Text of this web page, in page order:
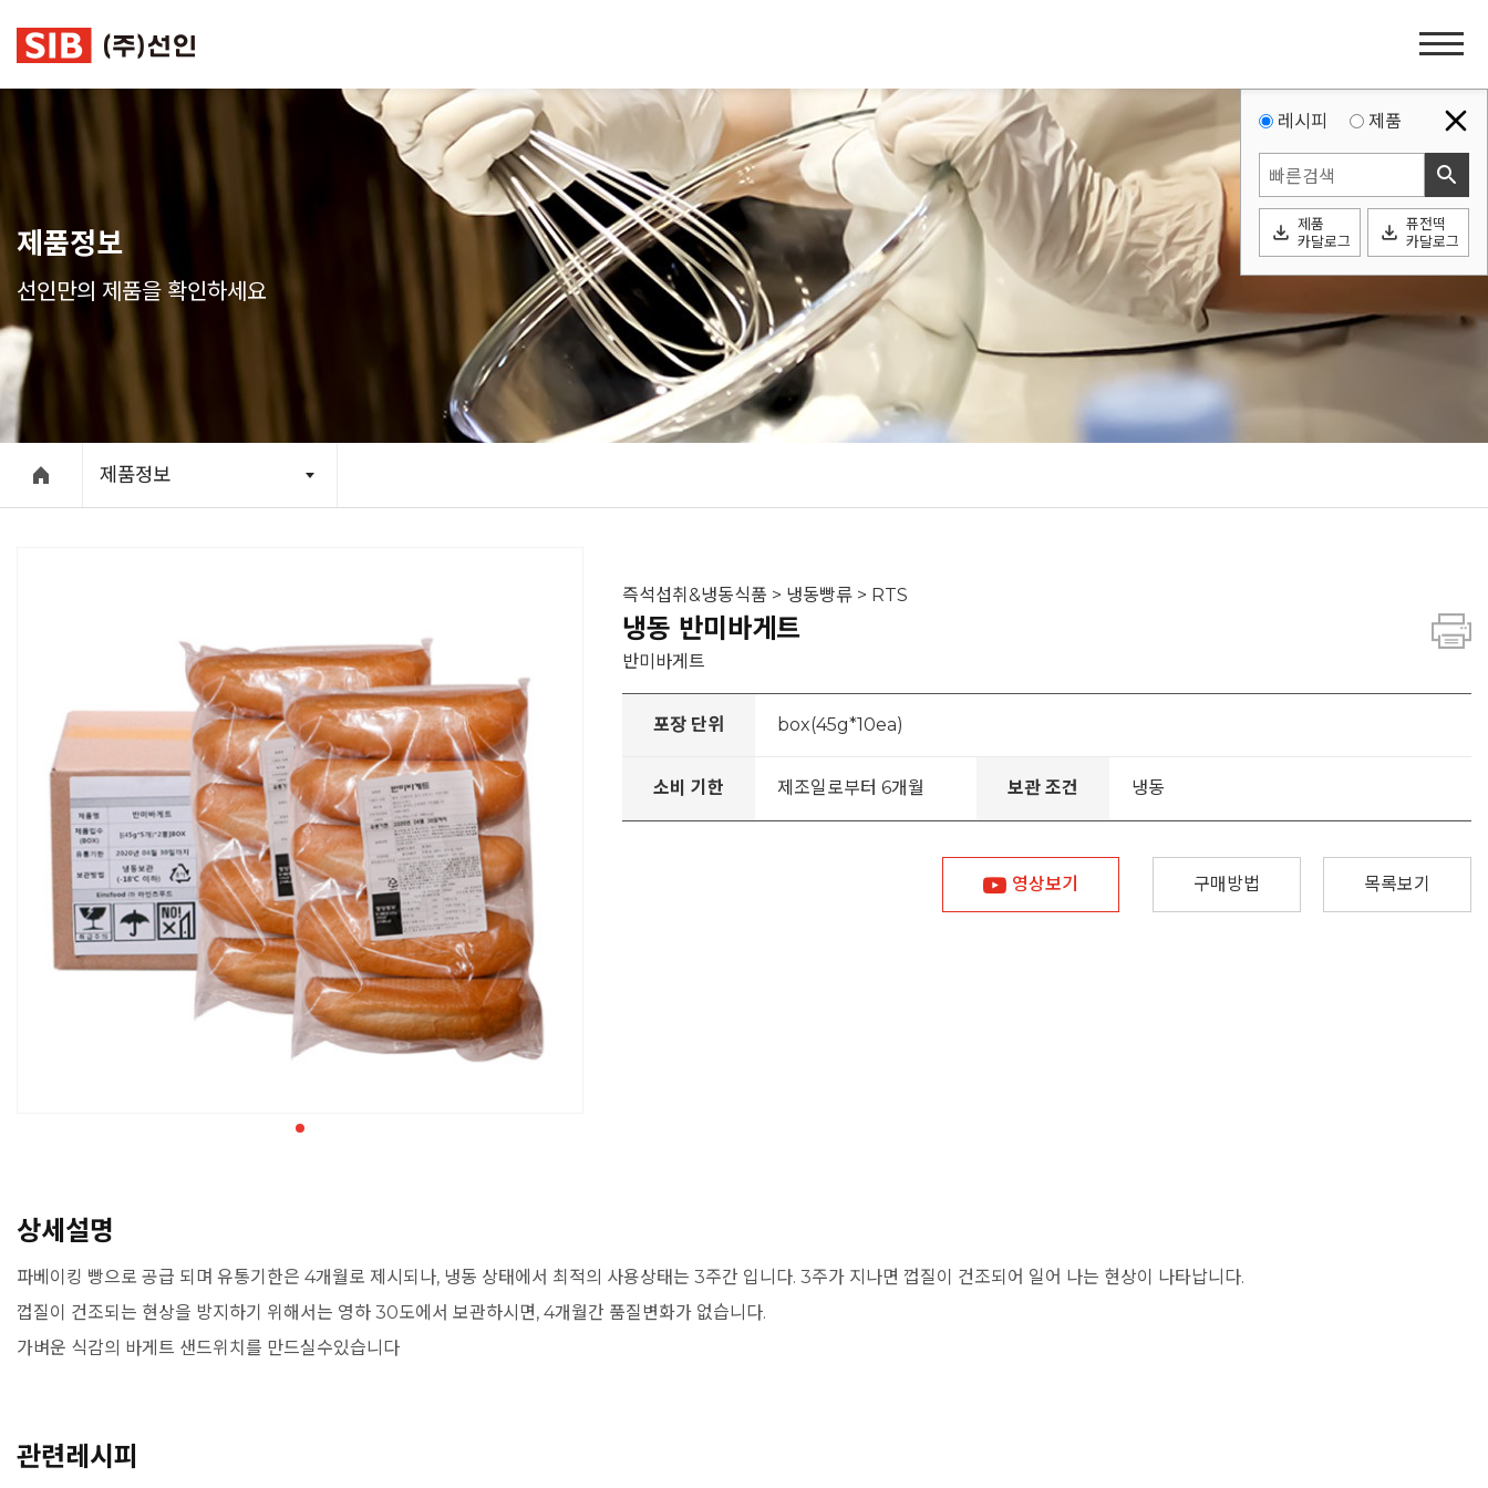
홈
이
게
이
션
제품정보
선인만의 제품을 확인하세요
제품정보
레시피 제품
search
file_download 제품
카달로그
file_download 퓨전떡
카달로그
즉석섭취&냉동식품 > 냉동빵류 > RTS
냉동 반미바게트
반미바게트
포장 단위 box(45g*10ea)
소비 기한 제조일로부터 6개월 보관 조건 냉동
목록보기
구매방법
영상보기
상세설명
파베이킹 빵으로 공급 되며 유통기한은 4개월로 제시되나, 냉동 상태에서 최적의 사용상태는 3주간 입니다. 3주가 지나면 껍질이 건조되어 일어 나는 현상이 나타납니다.
껍질이 건조되는 현상을 방지하기 위해서는 영하 30도에서 보관하시면, 4개월간 품질변화가 없습니다.
가벼운 식감의 바게트 샌드위치를 만드실수있습니다
관련레시피